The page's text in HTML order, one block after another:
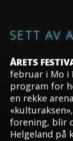
SETT AV
ÅRETS
februar i Mo i
program for
en rekke
forening, blir
Helgeland på